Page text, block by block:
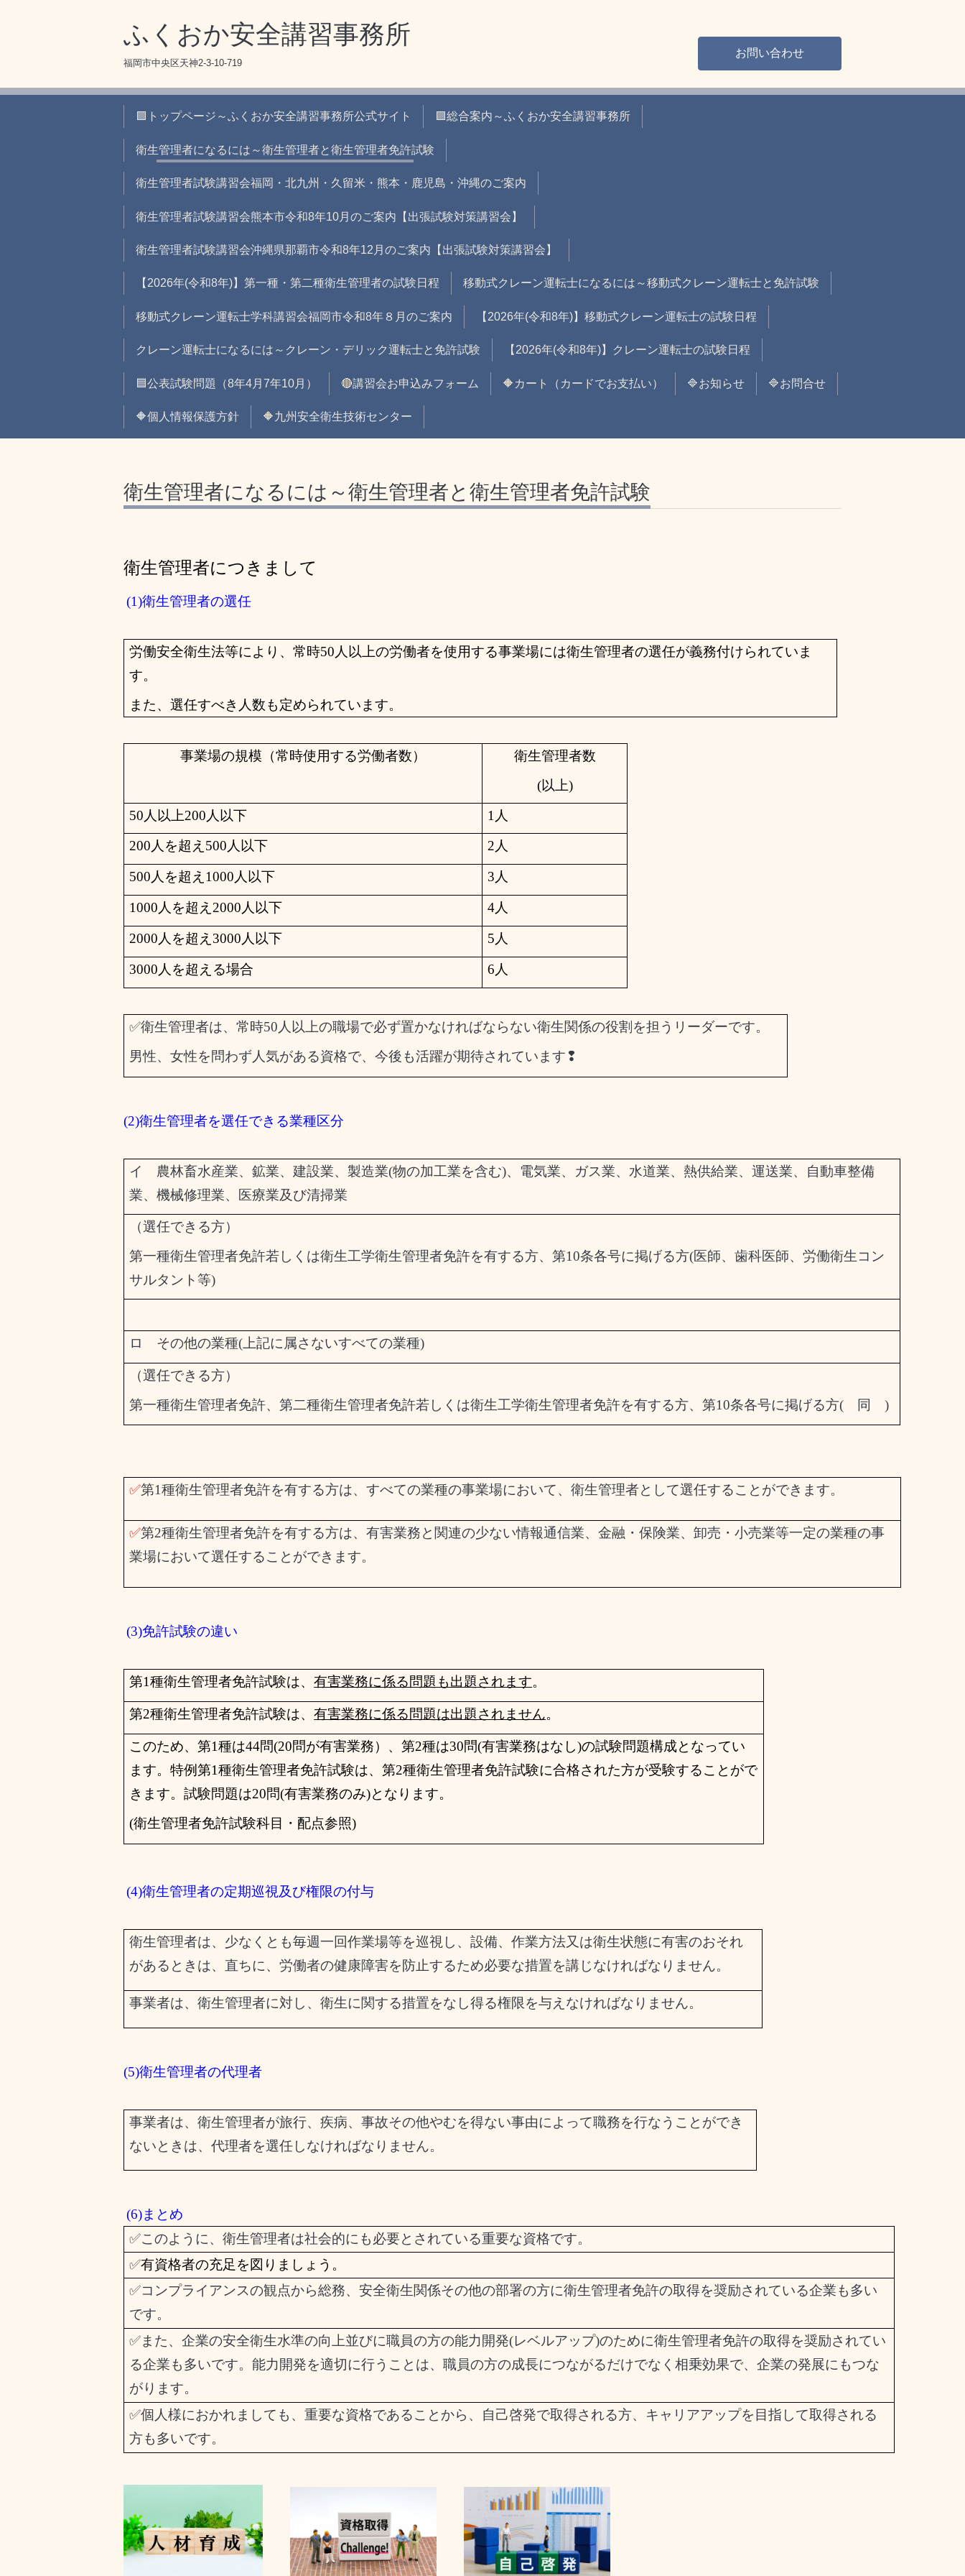
ふくおか安全講習事務所
福岡市中央区天神2-3-10-719
お問い合わせ
🟪トップページ～ふくおか安全講習事務所公式サイト 🟪総合案内～ふくおか安全講習事務所
衛生管理者になるには～衛生管理者と衛生管理者免許試験
衛生管理者試験講習会福岡・北九州・久留米・熊本・鹿児島・沖縄のご案内
衛生管理者試験講習会熊本市令和8年10月のご案内【出張試験対策講習会】
衛生管理者試験講習会沖縄県那覇市令和8年12月のご案内【出張試験対策講習会】
【2026年(令和8年)】第一種・第二種衛生管理者の試験日程 移動式クレーン運転士になるには～移動式クレーン運転士と免許試験
移動式クレーン運転士学科講習会福岡市令和8年８月のご案内 【2026年(令和8年)】移動式クレーン運転士の試験日程
クレーン運転士になるには～クレーン・デリック運転士と免許試験 【2026年(令和8年)】クレーン運転士の試験日程
🟦公表試験問題（8年4月7年10月） 🔴講習会お申込みフォーム 🔶カート（カードでお支払い） 🔷お知らせ 🔷お問合せ
🔶個人情報保護方針 🔶九州安全衛生技術センター
衛生管理者になるには～衛生管理者と衛生管理者免許試験
衛生管理者につきまして
(1)衛生管理者の選任
労働安全衛生法等により、常時50人以上の労働者を使用する事業場には衛生管理者の選任が義務付けられていま
す。
また、選任すべき人数も定められています。
事業場の規模（常時使用する労働者数）
衛生管理者数
(以上)
50人以上200人以下 1人
200人を超え 500人以下 2人
500人を超え 1000人以下 3人
1000人を超え2000人以下 4人
2000人を超え 3000人以下 5人
3000人を超える場合 6人
✅衛生管理者は、常時50人以上の職場で必ず置かなければならない衛生関係の役割を担うリーダーです。
男性、女性を問わず人気がある資格で、今後も活躍が期待されています ❢
(2)衛生管理者を選任できる業種区分
イ 農林畜水産業、鉱業、建設業、製造業(物の加工業を含む)、電気業、ガス業、水道業、熱供給業、運送業、自動車整備
業、機械修理業、医療業及び清掃業
（選任できる方）
第一種衛生管理者免許若しくは衛生工学衛生管理者免許を有する方、第10条各号に掲げる方(医師、歯科医師、労働衛生コン
サルタント等)
ロ その他の業種(上記に属さないすべての業種)
（選任できる方）
第一種衛生管理者免許、第二種衛生管理者免許若しくは衛生工学衛生管理者免許を有する方、第10条各号に掲げる方( 同)
✅第1種衛生管理者免許を有する方は、すべての業種の事業場において、衛生管理者として選任することができます。
✅第2種衛生管理者免許を有する方は、有害業務と関連の少ない情報通信業、金融・保険業、卸売・小売業等一定の業種の事
業場において選任することができます。
(3)免許試験の違い
第1種衛生管理者免許試験は、有害業務に係る問題も出題されます。
第2種衛生管理者免許試験は、有害業務に係る問題は出題されません。
このため、第1種は44問(20問が有害業務）、第2種は30問(有害業務はなし)の試験問題構成となってい
ます。特例第1種衛生管理者免許試験は、第2種衛生管理者免許試験に合格された方が受験することがで
きます。試験問題は20問(有害業務のみ)となります。
(衛生管理者免許試験科目・配点参照)
(4)衛生管理者の定期巡視及び権限の付与
衛生管理者は、少なくとも毎週一回作業場等を巡視し、設備、作業方法又は衛生状態に有害のおそれ
があるときは、直ちに、労働者の健康障害を防止するため必要な措置を講じなければなりません。
事業者は、衛生管理者に対し、衛生に関する措置をなし得る権限を与えなければなりません。
(5)衛生管理者の代理者
事業者は、衛生管理者が旅行、疾病、事故その他やむを得ない事由によって職務を行なうことができ
ないときは、代理者を選任しなければなりません。
(6)まとめ
✅このように、衛生管理者は社会的にも必要とされている重要な資格です。
✅有資格者の充足を図りましょう。
✅コンプライアンスの観点から総務、安全衛生関係その他の部署の方に衛生管理者免許の取得を奨励されている企業も多い
です。
✅また、企業の安全衛生水準の向上並びに職員の方の能力開発(レベルアップ)のために衛生管理者免許の取得を奨励されてい
る企業も多いです。能力開発を適切に行うことは、職員の方の成長につながるだけでなく相乗効果で、企業の発展にもつな
がります。
✅個人様におかれましても、重要な資格であることから、自己啓発で取得される方、キャリアアップを目指して取得される
方も多いです。